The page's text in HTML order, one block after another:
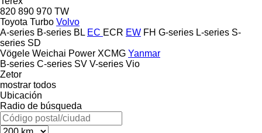
820 890 970 TW
Toyota Turbo Volvo
A-series B-series BL EC ECR EW FH G-series L-series S-
series SD
Vögele Weichai Power XCMG Yanmar
B-series C-series SV V-series Vio
Zetor
mostrar todos
Ubicación
Radio de búsqueda